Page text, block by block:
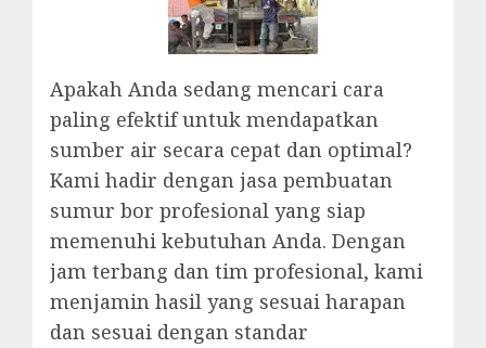
Apakah Anda sedang mencari cara
paling efektif untuk mendapatkan
sumber air secara cepat dan optimal?
Kami hadir dengan jasa pembuatan
sumur bor profesional yang siap
memenuhi kebutuhan Anda. Dengan
jam terbang dan tim profesional, kami
menjamin hasil yang sesuai harapan
dan sesuai dengan standar